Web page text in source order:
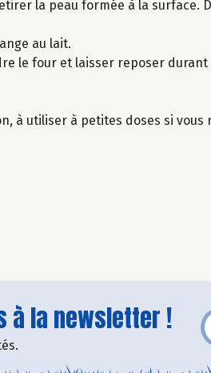
la peau formée à la surface.
au lait.
le four et laisser reposer durant
à utiliser à petites doses si vous
à la newsletter !